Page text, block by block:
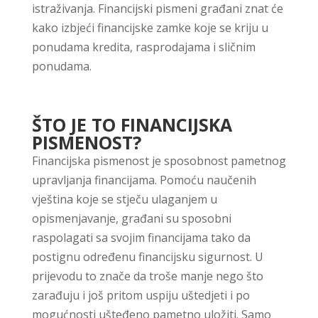
istraživanja. Financijski pismeni građani znat će
kako izbjeći financijske zamke koje se kriju u
ponudama kredita, rasprodajama i sličnim
ponudama.
ŠTO JE TO FINANCIJSKA
PISMENOST?
Financijska pismenost je sposobnost pametnog
upravljanja financijama. Pomoću naučenih
vještina koje se stječu ulaganjem u
opismenjavanje, građani su sposobni
raspolagati sa svojim financijama tako da
postignu određenu financijsku sigurnost. U
prijevodu to znače da troše manje nego što
zarađuju i još pritom uspiju uštedjeti i po
mogućnosti ušteđeno pametno uložiti. Samo